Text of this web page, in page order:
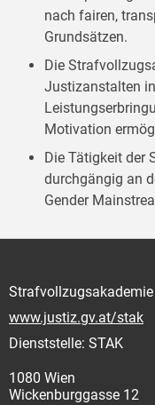
nach fairen,
Grundsätzen.
Die
Justizanstalten
Motivation
Die Tätigkeit der
durchgängig an
Gender
Strafvollzugsakademie
www.justiz.gv.at/stak
Dienststelle: STAK
1080 Wien
Wickenburggasse 12